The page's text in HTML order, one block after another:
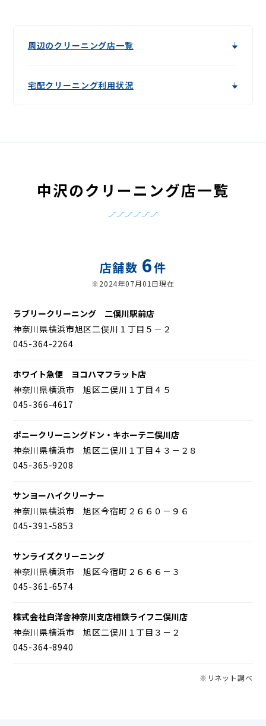
周辺のクリーニング店一覧
宅配クリーニング利用状況
中沢のクリーニング店一覧
店舗数 6件
※2024年07月01日現在
ラブリークリーニング 二俣川駅前店
神奈川県横浜市旭区二俣川１丁目５－２
045-364-2264
ホワイト急便 ヨコハマフラット店
神奈川県横浜市 旭区二俣川１丁目４５
045-366-4617
ポニークリーニングドン・キホーテ二俣川店
神奈川県横浜市 旭区二俣川１丁目４３－２８
045-365-9208
サンヨーハイクリーナー
神奈川県横浜市 旭区今宿町２６６０－９６
045-391-5853
サンライズクリーニング
神奈川県横浜市 旭区今宿町２６６６－３
045-361-6574
株式会社白洋舎神奈川支店相鉄ライフ二俣川店
神奈川県横浜市 旭区二俣川１丁目３－２
045-364-8940
※リネット調べ